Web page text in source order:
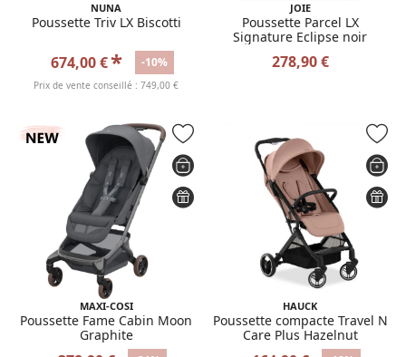
NUNA
Poussette Triv LX Biscotti
674,00 €* -10%
Prix de vente conseillé : 749,00 €
JOIE
Poussette Parcel LX
Signature Eclipse noir
278,90 €
MAXI-COSI
Poussette Fame Cabin Moon
Graphite
HAUCK
Poussette compacte Travel N
Care Plus Hazelnut